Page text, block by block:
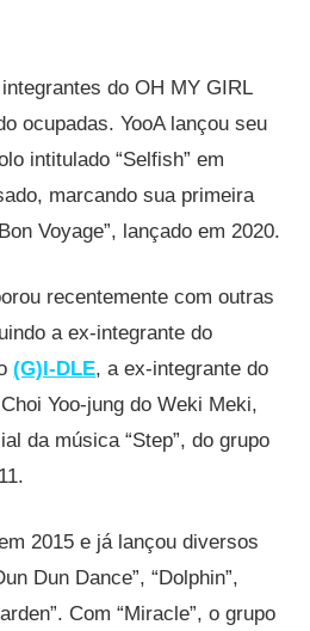
do OH MY GIRL
ocupadas. YooA lançou seu
intitulado “Selfish” em
marcando sua primeira
Voyage”, lançado em 2020.
recentemente com outras
a ex-integrante do
(G)I-DLE, a ex-integrante do
Yoo-jung do Weki Meki,
da música “Step”, do grupo
2015 e já lançou diversos
Dun Dance”, “Dolphin”,
Com “Miracle”, o grupo